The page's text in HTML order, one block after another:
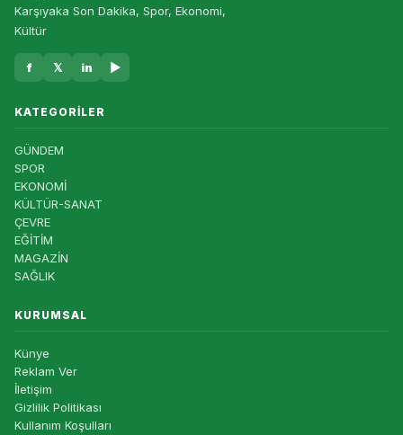
Karşıyaka Son Dakika, Spor, Ekonomi,
Kültür
f 𝕏 in ▶
KATEGORILER
GÜNDEM
SPOR
EKONOMİ
KÜLTÜR-SANAT
ÇEVRE
EĞİTİM
MAGAZİN
SAĞLIK
KURUMSAL
Künye
Reklam Ver
İletişim
Gizlilik Politikası
Kullanım Koşulları